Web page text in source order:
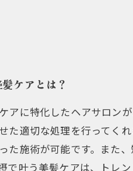
ケアとは？
アに特化したヘアサロン
た適切な処理を行ってく
た施術が可能です。また
で叶う美髪ケアは、トレ